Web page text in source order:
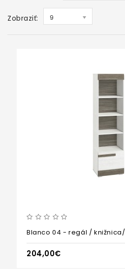
Zobraziť: 9
Blanco 04 - regál / knižnica/
204,00€